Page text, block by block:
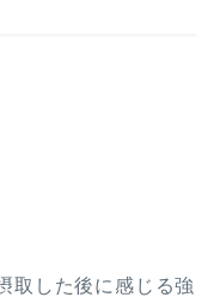
取した後に感じる強